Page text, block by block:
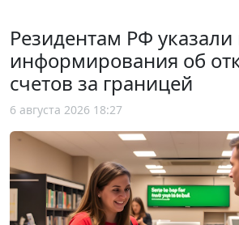
Резидентам РФ
информирования об
счетов за границей
6 августа 2026 18:27